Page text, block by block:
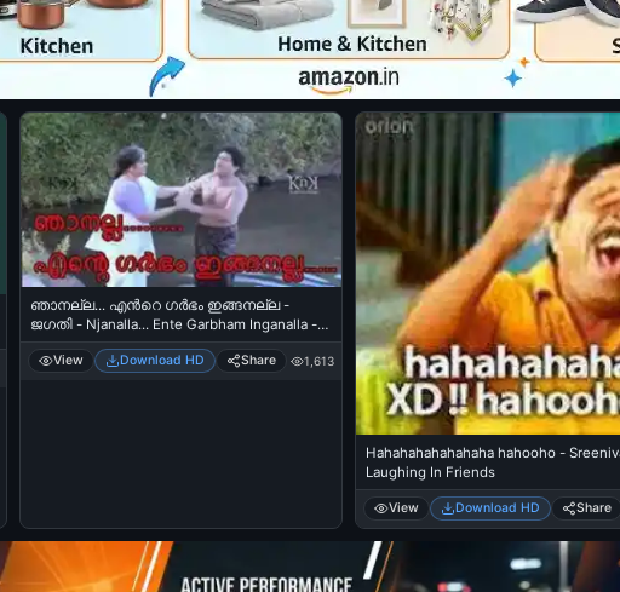
ഞാനല്ല... എന്‍റെ ഗര്‍ഭം ഇങ്ങനല്ല -
ജഗതി - Njanalla... Ente Garbham Inganalla -
Jagathi Sreekumar
View Download HD Share 1,613
Hahahahahahahaha hahooho -
Laughing In Friends
View Download HD Share